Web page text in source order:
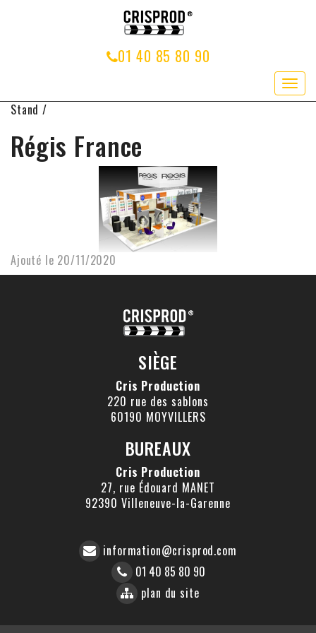
01 40 85 80 90
Stand /
Régis France
Ajouté le 20/11/2020
SIÈGE
Cris Production
220 rue des sablons
60190 MOYVILLERS
BUREAUX
Cris Production
27, rue Édouard MANET
92390 Villeneuve-la-Garenne
information@crisprod.com
01 40 85 80 90
plan du site